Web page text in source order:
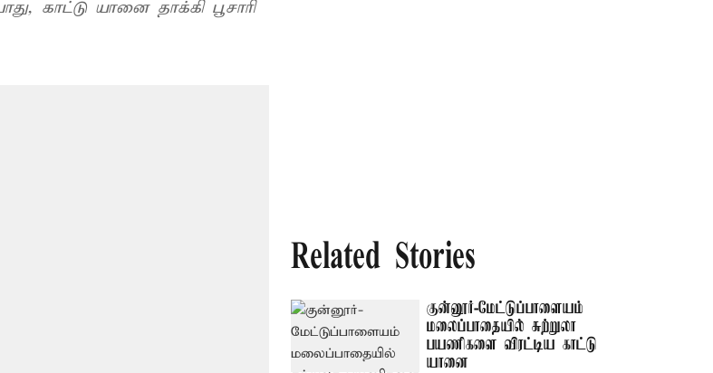
காட்டு யானை தாக்கி பூசாரி
Related Stories
குன்னூர்-மேட்டுப்பாளையம்
மலைப்பாதையில் சுற்றுலா
பயணிகளை விரட்டிய காட்டு
யானை